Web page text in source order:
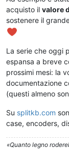
acquisto il valore
sostenere il
La serie che oggi
espansa a breve
prossimi mesi: la
documentazione
(questi almeno
Su splitkb.com
case, encoders,
«Quanto legno